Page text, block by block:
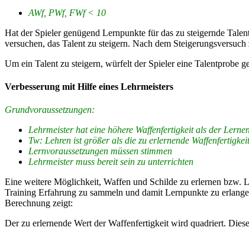
AWf, PWf, FWf < 10
Hat der Spieler genügend Lernpunkte für das zu steigernde
versuchen, das Talent zu steigern. Nach dem
Um ein Talent zu steigern, würfelt der Spieler eine Talentprobe
Verbesserung mit Hilfe eines Lehr­meisters
Grundvoraussetzungen:
Lehrmeister hat eine höhere Waffenfertigkeit als der
Tw: Lehren ist größer als die zu erlernende Waffenfertigkeit
Lernvoraussetzungen müssen stimmen
Lehrmeister muss bereit sein zu unterrichten
Eine weitere Möglichkeit, Waffen und Schilde zu erlernen bzw.
Training Erfahrung zu sammeln und damit Lernpunkte zu
Berechnung zeigt:
Der zu erlernende Wert der Waffenfertigkeit wird quadriert.